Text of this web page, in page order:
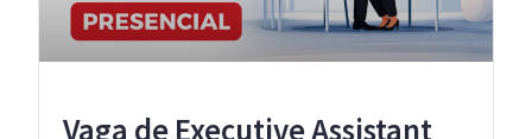
Vaga de Executive Assistant